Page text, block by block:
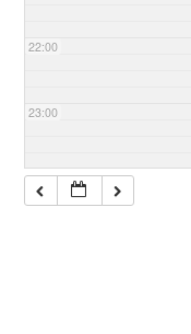
22:00
23:00